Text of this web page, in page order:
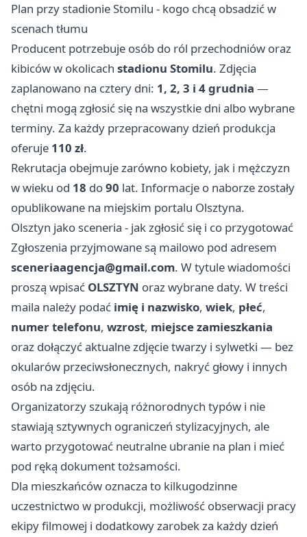
Plan przy stadionie Stomilu - kogo chcą obsadzić w
scenach tłumu
Producent potrzebuje osób do ról przechodniów oraz
kibiców w okolicach stadionu Stomilu. Zdjęcia
zaplanowano na cztery dni: 1, 2, 3 i 4 grudnia —
chętni mogą zgłosić się na wszystkie dni albo wybrane
terminy. Za każdy przepracowany dzień produkcja
oferuje 110 zł.
Rekrutacja obejmuje zarówno kobiety, jak i mężczyzn
w wieku od 18 do90 lat. Informacje o naborze zostały
opublikowane na miejskim portalu Olsztyna.
Olsztyn jako sceneria - jak zgłosić się i co przygotować
Zgłoszenia przyjmowane są mailowo pod adresem
sceneriaagencja@gmail.com. W tytule wiadomości
proszą wpisać OLSZTYN oraz wybrane daty. W treści
maila należy podać imię i nazwisko, wiek, płeć,
numer telefonu, wzrost, miejsce zamieszkania
oraz dołączyć aktualne zdjęcie twarzy i sylwetki — bez
okularów przeciwsłonecznych, nakryć głowy i innych
osób na zdjęciu.
Organizatorzy szukają różnorodnych typów i nie
stawiają sztywnych ograniczeń stylizacyjnych, ale
warto przygotować neutralne ubranie na plan i mieć
pod ręką dokument tożsamości.
Dla mieszkańców oznacza to kilkugodzinne
uczestnictwo w produkcji, możliwość obserwacji pracy
ekipy filmowej i dodatkowy zarobek za każdy dzień